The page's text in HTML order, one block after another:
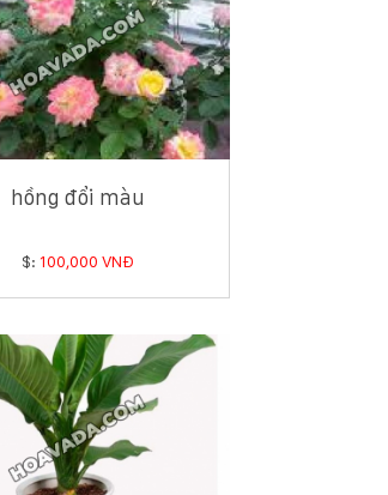
hồng đổi màu
$: 100,000 VNĐ